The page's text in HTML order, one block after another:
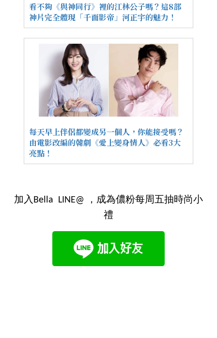
看不夠《與神同行》裡的江林公子嗎？這8部
神片完全體現「千面影帝」河正宇的魅力！
每天早上伴侶都變成另一個人，你能接受嗎？
由電影改編的韓劇《愛上變身情人》必看3大
亮點！
加入Bella LINE@ ，成為儂粉每周五抽時尚小
禮